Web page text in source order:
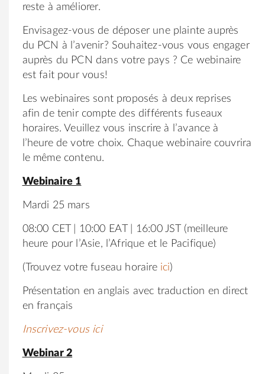
reste à améliorer.
Envisagez-vous de déposer une plainte auprès
du PCN à l’avenir? Souhaitez-vous vous engager
auprès du PCN dans votre pays ? Ce webinaire
est fait pour vous!
Les webinaires sont proposés à deux reprises
afin de tenir compte des différents fuseaux
horaires. Veuillez vous inscrire à l’avance à
l’heure de votre choix. Chaque webinaire couvrira
le même contenu.
Webinaire 1
Mardi 25 mars
08:00 CET | 10:00 EAT | 16:00 JST (meilleure
heure pour l’Asie, l’Afrique et le Pacifique)
(Trouvez votre fuseau horaire ici)
Présentation en anglais avec traduction en direct
en français
Inscrivez-vous ici
Webinar 2